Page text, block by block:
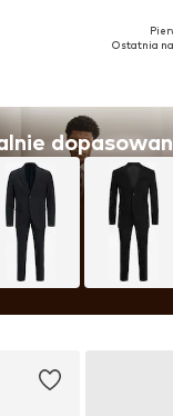
Ostatnia